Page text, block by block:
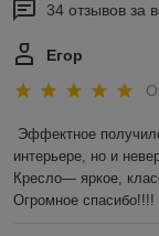
34 отзывов за
Егор
Эффектное
интерьере, но и
Кресло— яркое,
Огромное спасибо!!!!